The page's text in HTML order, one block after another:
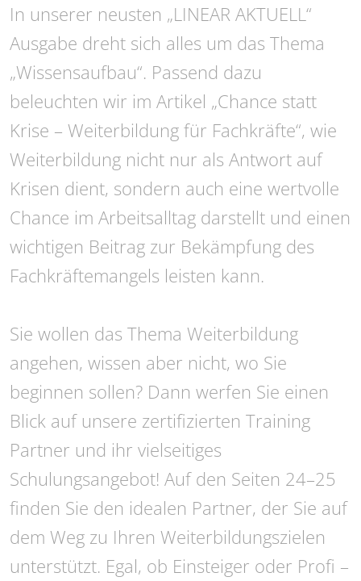
In unserer neusten „LINEAR AKTUELL“
Ausgabe dreht sich alles um das Thema
„Wissensaufbau“. Passend dazu
beleuchten wir im Artikel „Chance statt
Krise – Weiterbildung für Fachkräfte“, wie
Weiterbildung nicht nur als Antwort auf
Krisen dient, sondern auch eine wertvolle
Chance im Arbeitsalltag darstellt und einen
wichtigen Beitrag zur Bekämpfung des
Fachkräftemangels leisten kann.
Sie wollen das Thema Weiterbildung
angehen, wissen aber nicht, wo Sie
beginnen sollen? Dann werfen Sie einen
Blick auf unsere zertifizierten Training
Partner und ihr vielseitiges
Schulungsangebot! Auf den Seiten 24–25
finden Sie den idealen Partner, der Sie auf
dem Weg zu Ihren Weiterbildungszielen
unterstützt. Egal, ob Einsteiger oder Profi –